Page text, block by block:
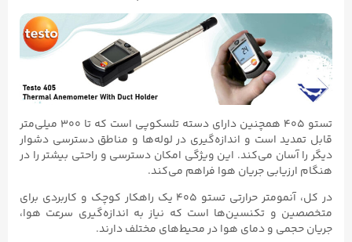
تستو ۴۰۵ همچنین دارای دسته تلسکوپی است که تا ۳۰۰ میلی‌متر
قابل تمدید است و اندازه‌گیری در لوله‌ها و مناطق دسترسی دشوار
دیگر را آسان می‌کند. این ویژگی امکان دسترسی و راحتی بیشتر را در
هنگام ارزیابی جریان هوا فراهم می‌کند.
در کل، آنمومتر حرارتی تستو ۴۰۵ یک راهکار کوچک و کاربردی برای
متخصصین و تکنسین‌ها است که نیاز به اندازه‌گیری سرعت هوا،
جریان حجمی و دمای هوا در محیط‌های مختلف دارند.